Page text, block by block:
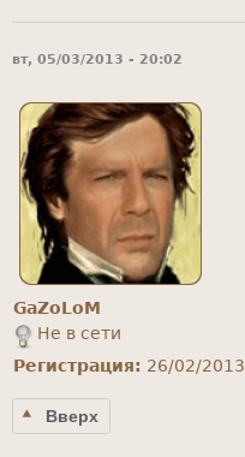
вт, 05/03/2013 - 20:02
GaZoLoM
Не в сети
Регистрация: 26/02/2013
Вверх